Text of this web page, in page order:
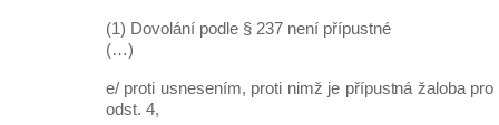
(1) Dovolání podle § 237 není přípustné
(…)
e/ proti usnesením, proti nimž je přípustná žaloba
odst. 4,